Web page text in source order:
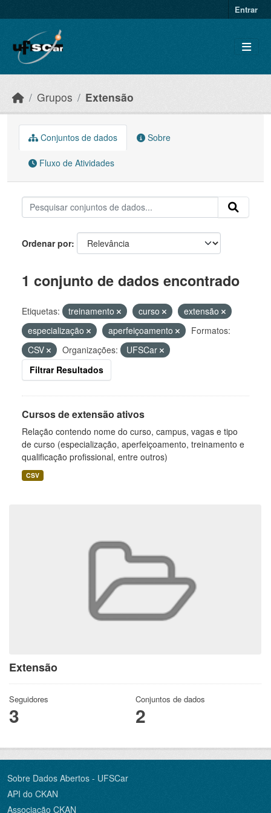
Entrar
Grupos Extensão
Extensão
Seguidores
3
Conjuntos de dados
2
Conjuntos de dados Sobre
Fluxo de Atividades
Ordenar por
1 conjunto de dados encontrado
Etiquetas: treinamento curso
extensão
especialização
aperfeiçoamento
Formatos:
CSV
Organizações:
UFSCar
Filtrar Resultados
Cursos de extensão ativos
Relação contendo nome do curso, campus, vagas e tipo
de curso (especialização, aperfeiçoamento, treinamento e
qualificação profissional, entre outros)
CSV
Sobre Dados Abertos - UFSCar
API do CKAN
Associação CKAN